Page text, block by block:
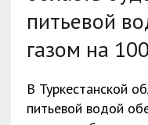
питьевой
газом на
В Туркестанской
питьевой водой